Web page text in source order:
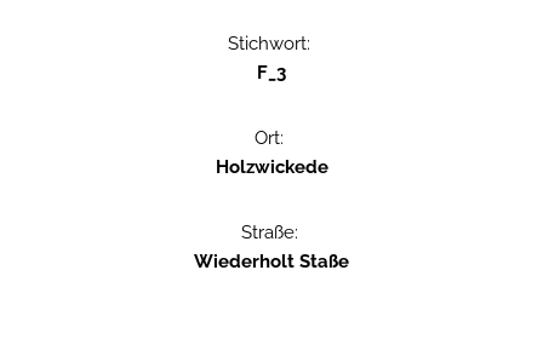
Stichwort:
F_3
Ort:
Holzwickede
Straße:
Wiederholt Staße